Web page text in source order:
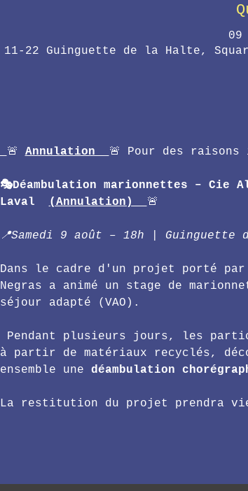
09
11-22 Guinguette de la Halte,
🚨 Annulation 🚨 Pour des
🎭Déambulation marionnettes –
Laval
(Annulation) 🚨
📍Samedi 9 août – 18h | Guinguette
Dans le cadre d'un projet porté
Negras a animé un stage de
séjour adapté (VAO).
Pendant plusieurs jours, les
à partir de matériaux recyclés,
ensemble une déambulation
La restitution du projet prendra